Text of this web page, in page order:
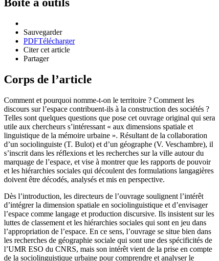
Sauvegarder
PDFTélécharger
Citer cet article
Partager
Corps de l’article
Comment et pourquoi nomme-t-on le territoire ? Comment les
discours sur l’espace contribuent-ils à la construction des sociétés ?
Telles sont quelques questions que pose cet ouvrage original qui sera
utile aux chercheurs s’intéressant « aux dimensions spatiale et
linguistique de la mémoire urbaine ». Résultant de la collaboration
d’un sociolinguiste (T. Bulot) et d’un géographe (V. Veschambre), il
s’inscrit dans les réflexions et les recherches sur la ville autour du
marquage de l’espace, et vise à montrer que les rapports de pouvoir
et les hiérarchies sociales qui découlent des formulations langagières
doivent être décodés, analysés et mis en perspective.
Dès l’introduction, les directeurs de l’ouvrage soulignent l’intérêt
d’intégrer la dimension spatiale en sociolinguistique et d’envisager
l’espace comme langage et production discursive. Ils insistent sur les
luttes de classement et les hiérarchies sociales qui sont en jeu dans
l’appropriation de l’espace. En ce sens, l’ouvrage se situe bien dans
les recherches de géographie sociale qui sont une des spécificités de
l’UMR ESO du CNRS, mais son intérêt vient de la prise en compte
de la sociolinguistique urbaine pour comprendre et analyser le